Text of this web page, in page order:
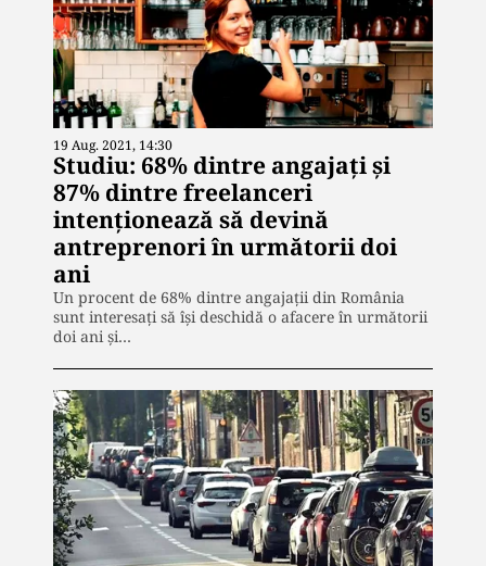
19 Aug. 2021, 14:30
Studiu: 68% dintre angajați și
87% dintre freelanceri
intenționează să devină
antreprenori în următorii doi
ani
Un procent de 68% dintre angajații din România
sunt interesați să își deschidă o afacere în următorii
doi ani și…